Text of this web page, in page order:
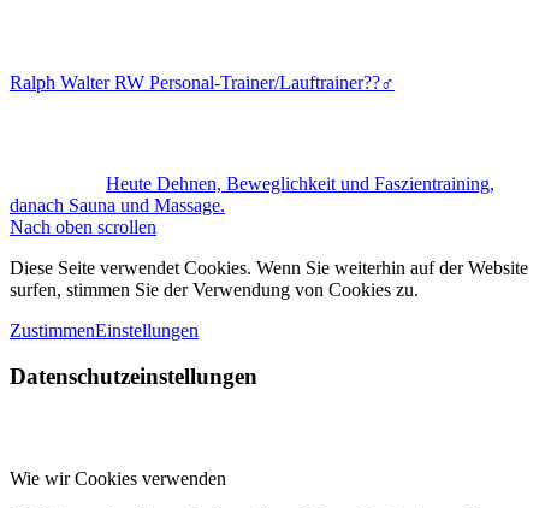
Ralph Walter RW Personal-Trainer/Lauftrainer??‍♂️
Heute Dehnen, Beweglichkeit und Faszientraining,
danach Sauna und Massage.
Nach oben scrollen
Diese Seite verwendet Cookies. Wenn Sie weiterhin auf der Website
surfen, stimmen Sie der Verwendung von Cookies zu.
ZustimmenEinstellungen
Datenschutzeinstellungen
Wie wir Cookies verwenden